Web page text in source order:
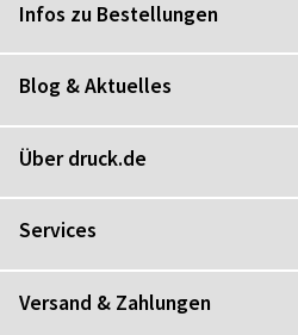
Infos zu Bestellungen
Blog & Aktuelles
Über druck.de
Services
Versand & Zahlungen